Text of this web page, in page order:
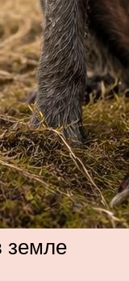
земле